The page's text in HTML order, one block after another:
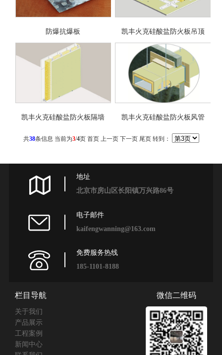
防爆抗爆板 凯丰火克硅酸盐防火板吊顶
凯丰火克硅酸盐防火板隔墙 凯丰火克硅酸盐防火板风管
共38条信息 当前为3/4页 首页 上一页 下一页 尾页转到：
地址
北京市房山区长阳镇万兴路86号
电子邮件
kaifengwanning@163.com
免费服务热线
185-1101-8188
栏目导航
关于我们
产品展示
工程案例
新闻中心
微信二维码